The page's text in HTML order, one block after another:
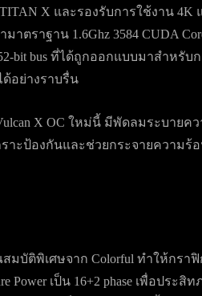
TITAN X และรองรับการใช้งาน
มาตราฐาน 1.6Ghz 3584 CUDA
bit bus ที่ได้ถูกออกแบบมาสำหรับ
อย่างราบรื่น
X OC ใหม่นี้ มีพัดลมระบาย
าะป้องกันและช่วยกระจายความ
สมบัติพิเศษจาก Colorful ทำให้กราฟิ
Power เป็น 16+2 phase เพื่อปร